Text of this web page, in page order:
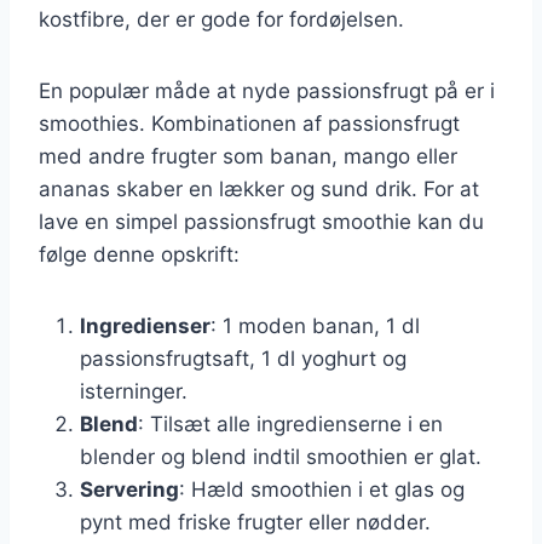
kostfibre, der er gode for fordøjelsen.
En populær måde at nyde passionsfrugt på er i
smoothies. Kombinationen af passionsfrugt
med andre frugter som banan, mango eller
ananas skaber en lækker og sund drik. For at
lave en simpel passionsfrugt smoothie kan du
følge denne opskrift:
Ingredienser: 1 moden banan, 1 dl
passionsfrugtsaft, 1 dl yoghurt og
isterninger.
Blend: Tilsæt alle ingredienserne i en
blender og blend indtil smoothien er glat.
Servering: Hæld smoothien i et glas og
pynt med friske frugter eller nødder.